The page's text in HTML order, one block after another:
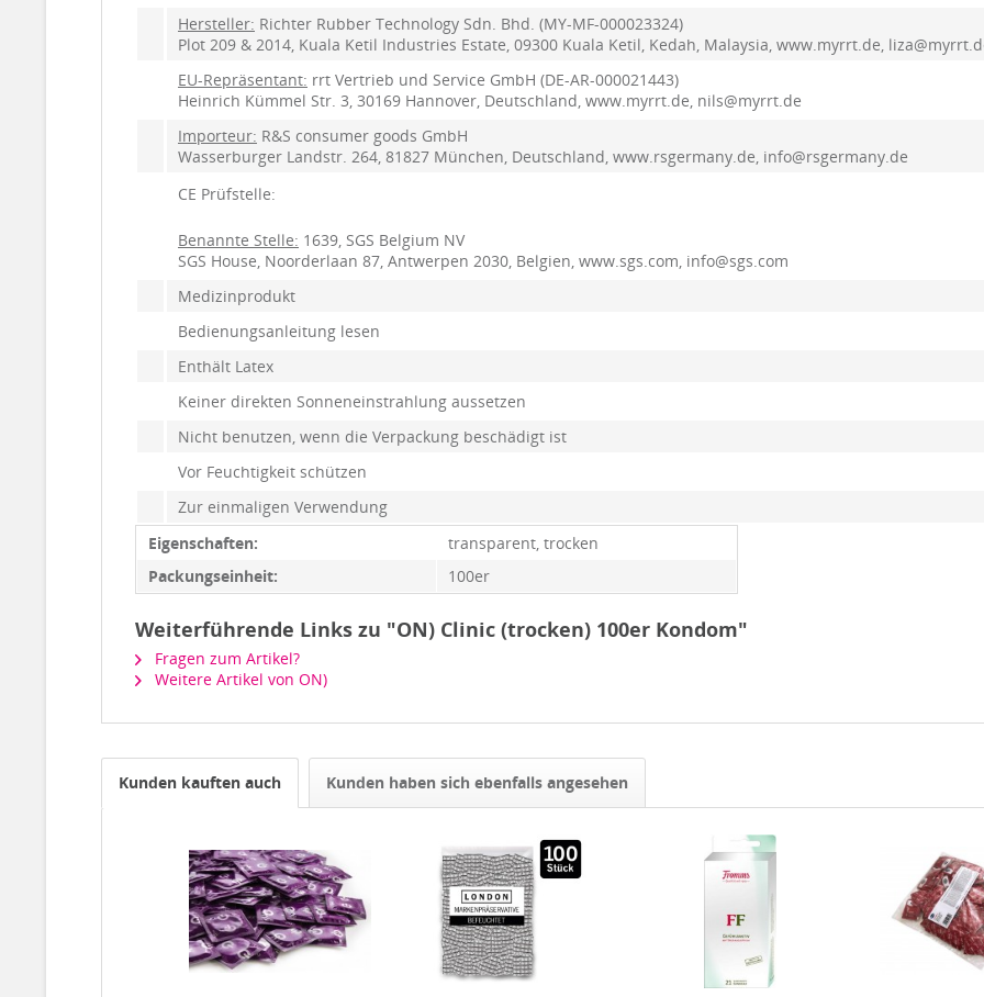
Hersteller: Richter Rubber Technology Sdn. Bhd. (MY-MF-000023324)
Plot 209 & 2014, Kuala Ketil Industries Estate, 09300 Kuala Ketil, Kedah, Malaysia, www.myrrt.de,
EU-Repräsentant: rrt Vertrieb und Service GmbH (DE-AR-000021443)
Heinrich Kümmel Str. 3, 30169 Hannover, Deutschland, www.myrrt.de, nils@myrrt.de
Importeur: R&S consumer goods GmbH
Wasserburger Landstr. 264, 81827 München, Deutschland, www.rsgermany.de, info@rsgermany.de
CE Prüfstelle:
Benannte Stelle: 1639, SGS Belgium NV
SGS House, Noorderlaan 87, Antwerpen 2030, Belgien, www.sgs.com, info@sgs.com
Medizinprodukt
Bedienungsanleitung lesen
Enthält Latex
Keiner direkten Sonneneinstrahlung aussetzen
Nicht benutzen, wenn die Verpackung beschädigt ist
Vor Feuchtigkeit schützen
Zur einmaligen Verwendung
Eigenschaften:
transparent, trocken
Packungseinheit:
100er
Weiterführende Links zu "ON) Clinic (trocken) 100er Kondom"
Fragen zum Artikel?
Weitere Artikel von ON)
Kunden kauften auch Kunden haben sich ebenfalls angesehen